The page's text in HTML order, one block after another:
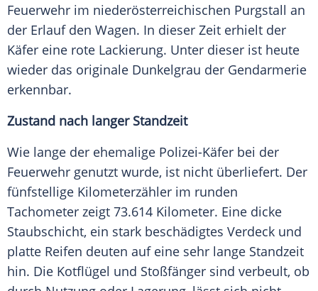
Feuerwehr im niederösterreichischen Purgstall an
der Erlauf den Wagen. In dieser Zeit erhielt der
Käfer eine rote Lackierung. Unter dieser ist heute
wieder das originale Dunkelgrau der Gendarmerie
erkennbar.
Zustand nach langer Standzeit
Wie lange der ehemalige Polizei-Käfer bei der
Feuerwehr genutzt wurde, ist nicht überliefert. Der
fünfstellige Kilometerzähler im runden
Tachometer zeigt 73.614 Kilometer. Eine dicke
Staubschicht, ein stark beschädigtes Verdeck und
platte Reifen deuten auf eine sehr lange Standzeit
hin. Die Kotflügel und Stoßfänger sind verbeult, ob